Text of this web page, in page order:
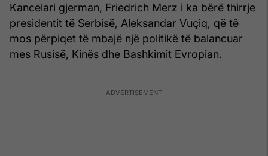
Kancelari gjerman, Friedrich Merz i ka bërë thirrje
presidentit të Serbisë, Aleksandar Vuçiq, që të
mos përpiqet të mbajë një politikë të balancuar
mes Rusisë, Kinës dhe Bashkimit Evropian.